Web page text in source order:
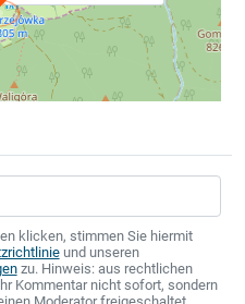
klicken, stimmen Sie hiermit
und unseren
zu. Hinweis: aus rechtlichen
Kommentar nicht sofort, sondern